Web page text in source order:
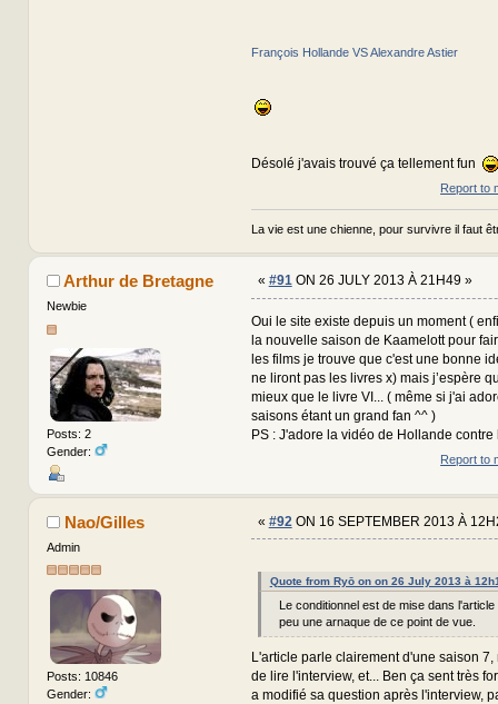
François Hollande VS Alexandre Astier
Désolé j'avais trouvé ça tellement fun
Report to
La vie est une chienne, pour survivre il faut
Arthur de Bretagne
Newbie
Posts: 2
Gender:
« #91ON 26 JULY 2013 À 21H49 »
Oui le site existe depuis un moment (
la nouvelle saison de Kaamelott pour
les films je trouve que c'est une bonne
ne liront pas les livres x) mais j’espère
mieux que le livre VI... ( même si j'ai
saisons étant un grand fan ^^ )
PS : J'adore la vidéo de Hollande
Report to
Nao/Gilles
Admin
Posts: 10846
Gender:
« #92ON 16 SEPTEMBER 2013 À
Quote from Ryō on on 26 July 2013 à
Le conditionnel est de mise dans
peu une arnaque de ce point de vue.
L'article parle clairement d'une saison
de lire l'interview, et... Ben ça sent très
a modifié sa question après l'interview,